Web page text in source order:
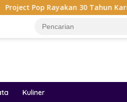
30 Tahun Karier, Gelar
Kuliner